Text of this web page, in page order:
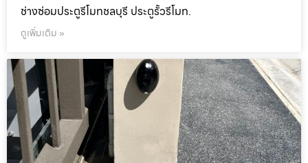
ช่างซ่อมประตูรีโมทชลบุรี ประตูรั้วรีโมท.
ดูเพิ่มเติม »